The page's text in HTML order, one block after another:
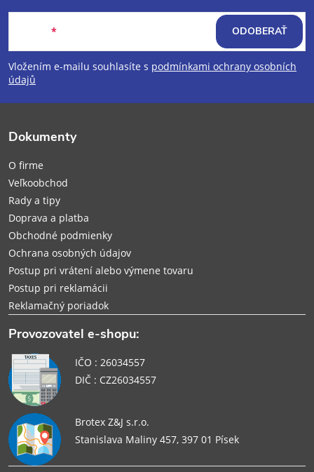
Z
á
p
e
Vložením e-mailu souhlasíte s podmínkami ochrany osobních
údajů
ODOBERAŤ
Dokumenty
O firme
Veľkoobchod
Rady a tipy
Doprava a platba
Obchodné podmienky
Ochrana osobných údajov
Postup pri vrátení alebo výmene tovaru
Postup pri reklamácii
Reklamačný poriadok
Provozovatel e-shopu:
IČO : 26034557
DIČ : CZ26034557
Brotex Z&J s.r.o.
Stanislava Maliny 457, 397 01 Písek